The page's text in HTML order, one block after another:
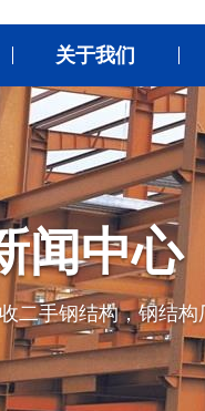
关于我们
闻中心
二手钢结构，钢结